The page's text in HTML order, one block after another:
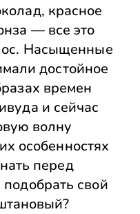
красное
— все это
Насыщенные
достойное
времен
и сейчас
волну
особенностях
перед
свой